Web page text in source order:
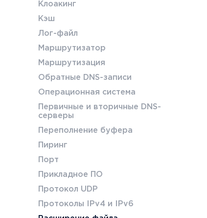
Клоакинг
Кэш
Лог-файл
Маршрутизатор
Маршрутизация
Обратные DNS-записи
Операционная система
Первичные и вторичные DNS-
серверы
Переполнение буфера
Пиринг
Порт
Прикладное ПО
Протокол UDP
Протоколы IPv4 и IPv6